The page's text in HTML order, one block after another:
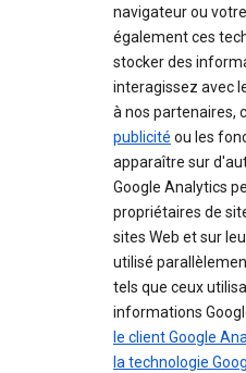
navigateur ou
également ces
stocker des
interagissez avec
à nos partenaires,
publicité ou les
apparaître sur
Google Analytics
propriétaires de
sites Web et sur
utilisé
tels que ceux
informations
le client Google
la technologie